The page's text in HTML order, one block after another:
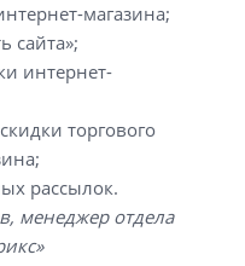
магазина;
сайта»;
интернет-
торгового
рассылок.
менеджер отдела